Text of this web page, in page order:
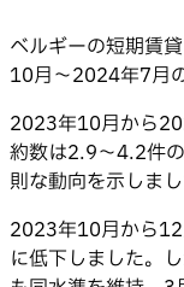
ベルギーの短期賃
10月〜2024年7月
2023年10月から
約数は2.9〜4.2件
則な動向を示しまし
2023年10月から
に低下しました。